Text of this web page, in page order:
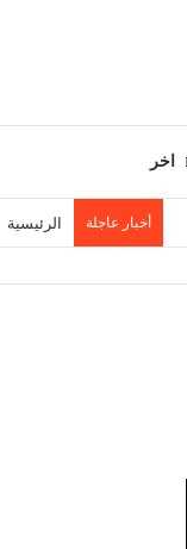
اخر
أخبار عاجلة الرئيسية